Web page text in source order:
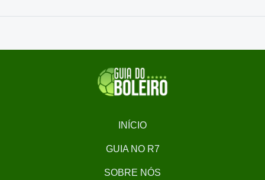
INÍCIO
GUIA NO R7
SOBRE NÓS